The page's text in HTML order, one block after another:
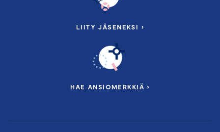
LIITY JÄSENEKSI ›
HAE ANSIOMERKKIÄ ›